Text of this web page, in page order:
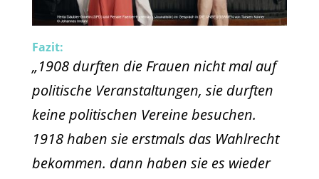
Fazit:
„1908 durften die Frauen nicht mal auf
politische Veranstaltungen, sie durften
keine politischen Vereine besuchen.
1918 haben sie erstmals das Wahlrecht
bekommen. dann haben sie es wieder